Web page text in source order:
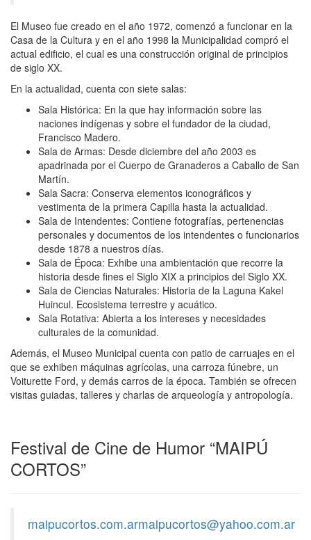
El Museo fue creado en el año 1972, comenzó a funcionar en la
Casa de la Cultura y en el año 1998 la Municipalidad compró el
actual edificio, el cual es una construcción original de principios
de siglo XX.
En la actualidad, cuenta con siete salas:
Sala Histórica: En la que hay información sobre las
naciones indígenas y sobre el fundador de la ciudad,
Francisco Madero.
Sala de Armas: Desde diciembre del año 2003 es
apadrinada por el Cuerpo de Granaderos a Caballo de San
Martín.
Sala Sacra: Conserva elementos iconográficos y
vestimenta de la primera Capilla hasta la actualidad.
Sala de Intendentes: Contiene fotografías, pertenencias
personales y documentos de los intendentes o funcionarios
desde 1878 a nuestros días.
Sala de Época: Exhibe una ambientación que recorre la
historia desde fines el Siglo XIX a principios del Siglo XX.
Sala de Ciencias Naturales: Historia de la Laguna Kakel
Huincul. Ecosistema terrestre y acuático.
Sala Rotativa: Abierta a los intereses y necesidades
culturales de la comunidad.
Además, el Museo Municipal cuenta con patio de carruajes en el
que se exhiben máquinas agrícolas, una carroza fúnebre, un
Voiturette Ford, y demás carros de la época. También se ofrecen
visitas guiadas, talleres y charlas de arqueología y antropología.
Festival de Cine de Humor “MAIPÚ
CORTOS”
maipucortos.com.armaipucortos@yahoo.com.ar